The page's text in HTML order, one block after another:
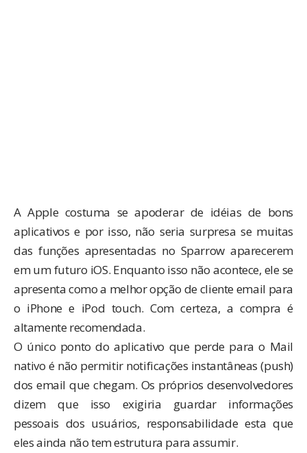
A Apple costuma se apoderar de idéias de bons
aplicativos e por isso, não seria surpresa se muitas
das funções apresentadas no Sparrow aparecerem
em um futuro iOS. Enquanto isso não acontece, ele se
apresenta como a melhor opção de cliente email para
o iPhone e iPod touch. Com certeza, a compra é
altamente recomendada.
O único ponto do aplicativo que perde para o Mail
nativo é não permitir notificações instantâneas (push)
dos email que chegam. Os próprios desenvolvedores
dizem que isso exigiria guardar informações
pessoais dos usuários, responsabilidade esta que
eles ainda não tem estrutura para assumir.